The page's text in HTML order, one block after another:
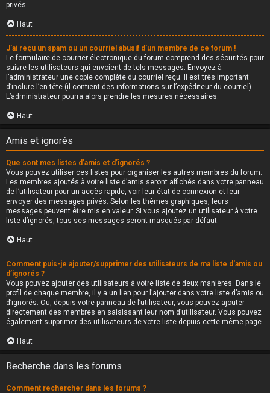
privés.
Haut
J’ai reçu un spam ou un courriel abusif d’un membre de ce forum !
Le formulaire de courrier électronique du forum comprend des sécurités pour
suivre les utilisateurs qui envoient de tels messages. Envoyez à
l’administrateur une copie complète du courriel reçu. Il est très important
d’inclure l’en-tête (il contient des informations sur l’expéditeur du courriel).
L’administrateur pourra alors prendre les mesures nécessaires.
Haut
Amis et ignorés
Que sont mes listes d’amis et d’ignorés ?
Vous pouvez utiliser ces listes pour organiser les autres membres du forum.
Les membres ajoutés à votre liste d’amis seront affichés dans votre panneau
de l’utilisateur pour un accès rapide, voir leur état de connexion et leur
envoyer des messages privés. Selon les thèmes graphiques, leurs
messages peuvent être mis en valeur. Si vous ajoutez un utilisateur à votre
liste d’ignorés, tous ses messages seront masqués par défaut.
Haut
Comment puis-je ajouter/supprimer des utilisateurs de ma liste d’amis ou
d’ignorés ?
Vous pouvez ajouter des utilisateurs à votre liste de deux manières. Dans le
profil de chaque membre, il y a un lien pour l’ajouter dans votre liste d’amis ou
d’ignorés. Ou, depuis votre panneau de l’utilisateur, vous pouvez ajouter
directement des membres en saisissant leur nom d’utilisateur. Vous pouvez
également supprimer des utilisateurs de votre liste depuis cette même page.
Haut
Recherche dans les forums
Comment rechercher dans les forums ?